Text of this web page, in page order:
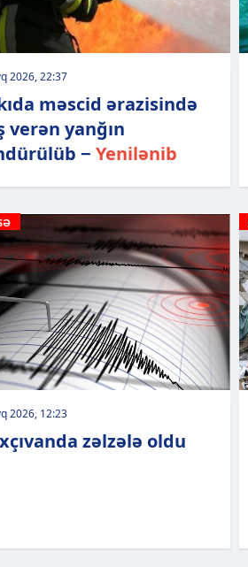
2026, 22:37
məscid ərazisində
verən yanğın
−Yenilənib
2026, 12:23
zəlzələ oldu